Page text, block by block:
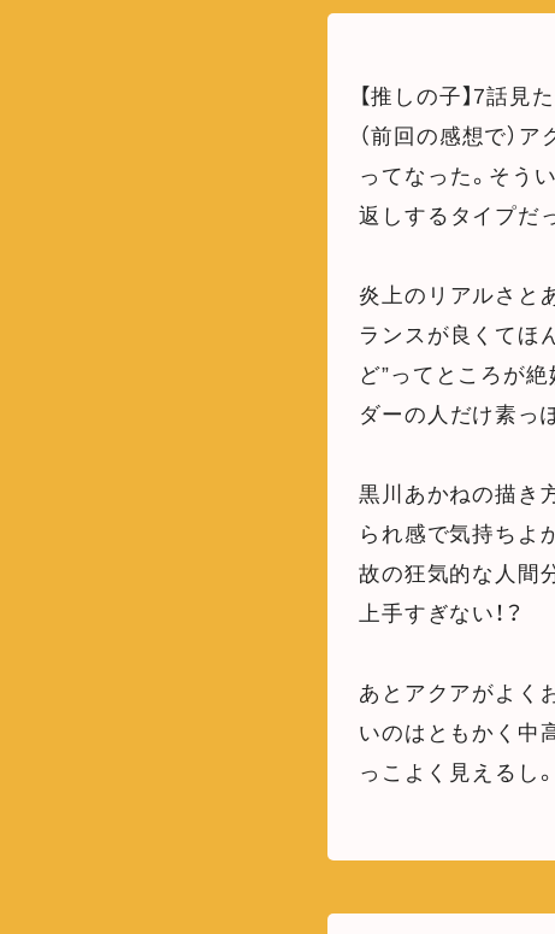
【推しの子】7話見た。
（前回の感想で）ア
ってなった。そう
返しするタイプだ
炎上のリアルさと
ランスが良くてほ
ど”ってところが
ダーの人だけ素っ
黒川あかねの描き
られ感で気持ちよ
故の狂気的な人間
上手すぎない！？
あとアクアがよく
いのはともかく中
っこよく見えるし